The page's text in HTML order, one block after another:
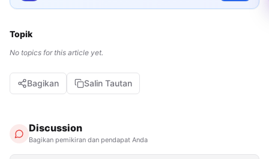
Topik
No topics for this article yet.
Bagikan Salin Tautan
Discussion
Bagikan pemikiran dan pendapat Anda